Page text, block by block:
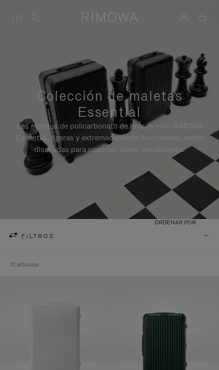
Colección de maletas
Essential
Las maletas de policarbonato de la colección RIMOWA
Essential, ligeras y extremadamente funcionales, están
diseñadas para soportar duras condiciones.
FILTROS
ORDENAR POR
31 artículos